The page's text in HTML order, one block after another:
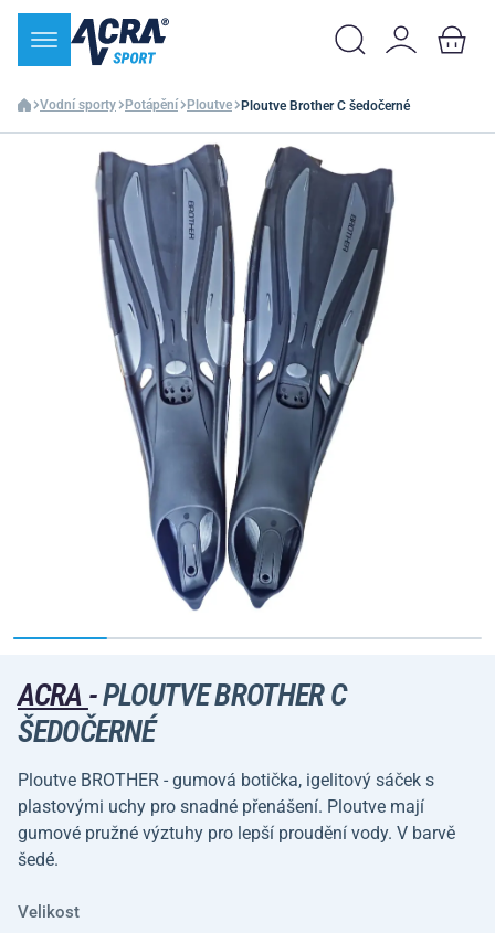
Vodní sporty Potápění Ploutve Ploutve Brother C šedočerné
ACRA -PLOUTVE BROTHER C
ŠEDOČERNÉ
Ploutve BROTHER - gumová botička, igelitový sáček s
plastovými uchy pro snadné přenášení. Ploutve mají
gumové pružné výztuhy pro lepší proudění vody. V barvě
šedé.
Velikost